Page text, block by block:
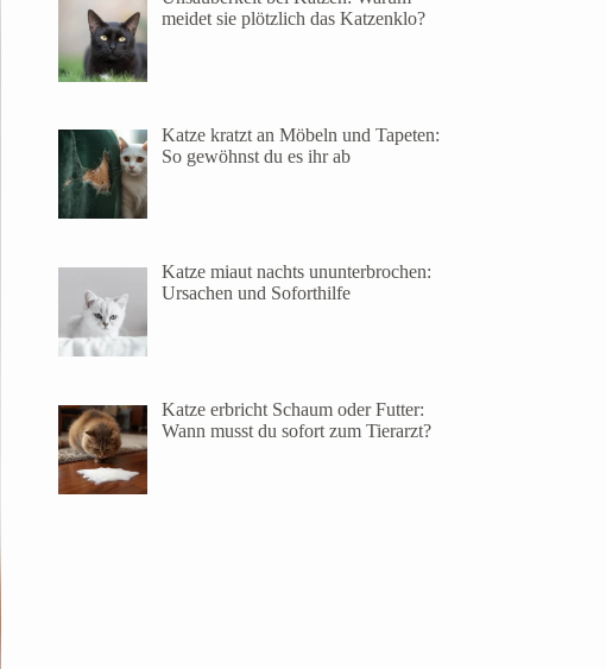
meidet sie plötzlich das Katzenklo?
Katze kratzt an Möbeln und Tapeten:
So gewöhnst du es ihr ab
Katze miaut nachts ununterbrochen:
Ursachen und Soforthilfe
Katze erbricht Schaum oder Futter:
Wann musst du sofort zum Tierarzt?